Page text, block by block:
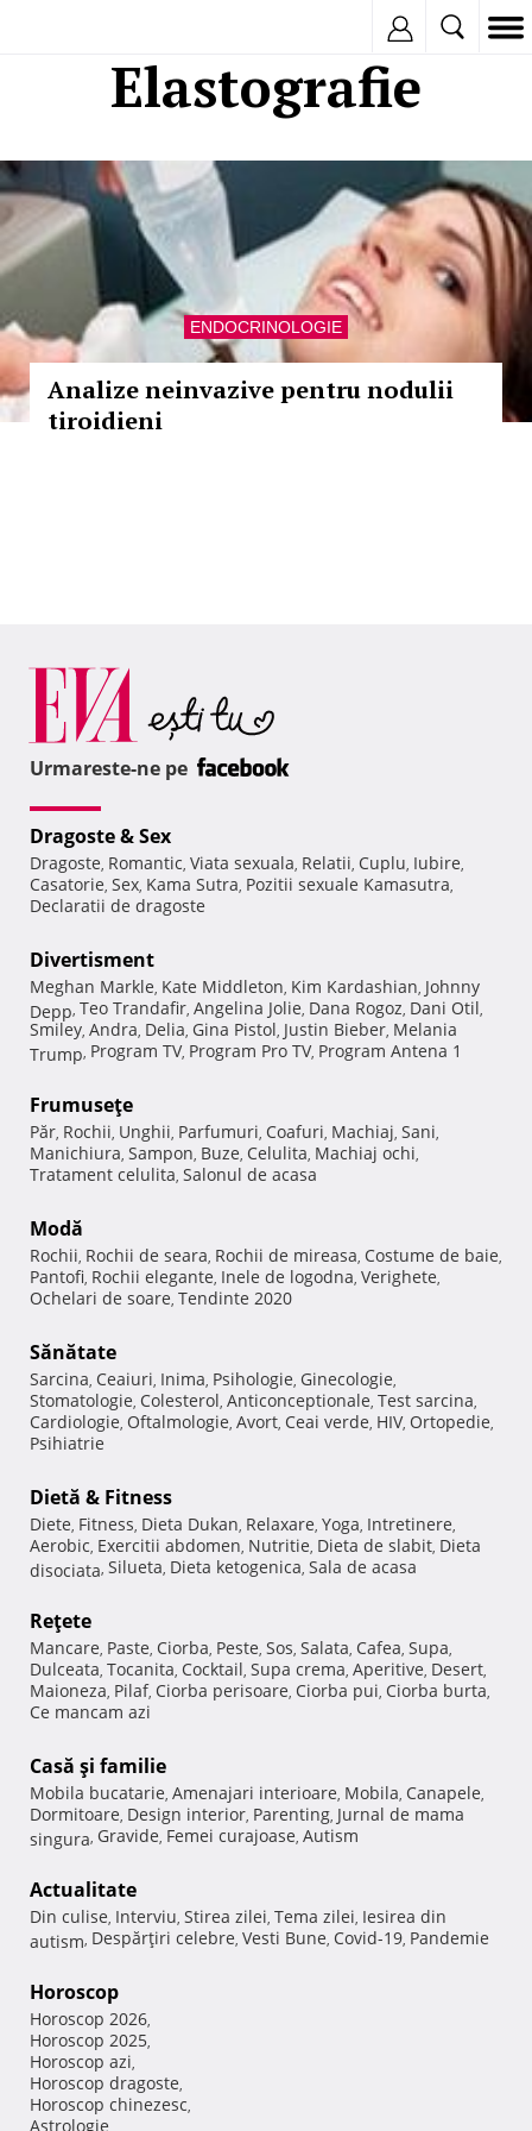
Elastografie
ENDOCRINOLOGIE
Analize neinvazive pentru nodulii
tiroidieni
Urmareste-ne pe
Dragoste & Sex
Dragoste, Romantic, Viata sexuala, Relatii, Cuplu, Iubire,
Casatorie, Sex, Kama Sutra, Pozitii sexuale Kamasutra,
Declaratii de dragoste
Divertisment
Meghan Markle, Kate Middleton, Kim Kardashian, Johnny
Depp, Teo Trandafir, Angelina Jolie, Dana Rogoz, Dani Otil,
Smiley, Andra, Delia, Gina Pistol, Justin Bieber, Melania
Trump, Program TV, Program Pro TV, Program Antena 1
Frumuseţe
Păr, Rochii, Unghii, Parfumuri, Coafuri, Machiaj, Sani,
Manichiura, Sampon, Buze, Celulita, Machiaj ochi,
Tratament celulita, Salonul de acasa
Modă
Rochii, Rochii de seara, Rochii de mireasa, Costume de baie,
Pantofi, Rochii elegante, Inele de logodna, Verighete,
Ochelari de soare, Tendinte 2020
Sănătate
Sarcina, Ceaiuri, Inima, Psihologie, Ginecologie,
Stomatologie, Colesterol, Anticonceptionale, Test sarcina,
Cardiologie, Oftalmologie, Avort, Ceai verde, HIV, Ortopedie,
Psihiatrie
Dietă & Fitness
Diete, Fitness, Dieta Dukan, Relaxare, Yoga, Intretinere,
Aerobic, Exercitii abdomen, Nutritie, Dieta de slabit, Dieta
disociata, Silueta, Dieta ketogenica, Sala de acasa
Reţete
Mancare, Paste, Ciorba, Peste, Sos, Salata, Cafea, Supa,
Dulceata, Tocanita, Cocktail, Supa crema, Aperitive, Desert,
Maioneza, Pilaf, Ciorba perisoare, Ciorba pui, Ciorba burta,
Ce mancam azi
Casă şi familie
Mobila bucatarie, Amenajari interioare, Mobila, Canapele,
Dormitoare, Design interior, Parenting, Jurnal de mama
singura, Gravide, Femei curajoase, Autism
Actualitate
Din culise, Interviu, Stirea zilei, Tema zilei, Iesirea din
autism, Despărţiri celebre, Vesti Bune, Covid-19, Pandemie
Horoscop
Horoscop 2026,
Horoscop 2025,
Horoscop azi,
Horoscop dragoste,
Horoscop chinezesc,
Astrologie